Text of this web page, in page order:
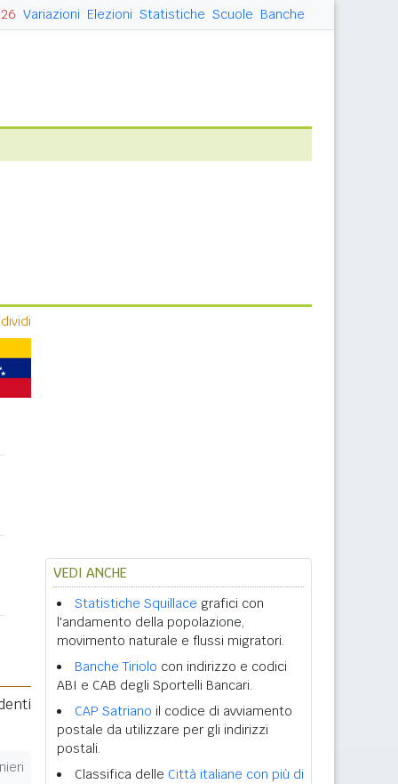
Variazioni Elezioni Statistiche Scuole Banche
VEDI ANCHE
Statistiche Squillace grafici con
l'andamento della popolazione,
movimento naturale e flussi migratori.
Banche Tiriolo con indirizzo e codici
ABI e CAB degli Sportelli Bancari.
CAP Satriano il codice di avviamento
postale da utilizzare per gli indirizzi
postali.
Classifica delle Città italiane con più di